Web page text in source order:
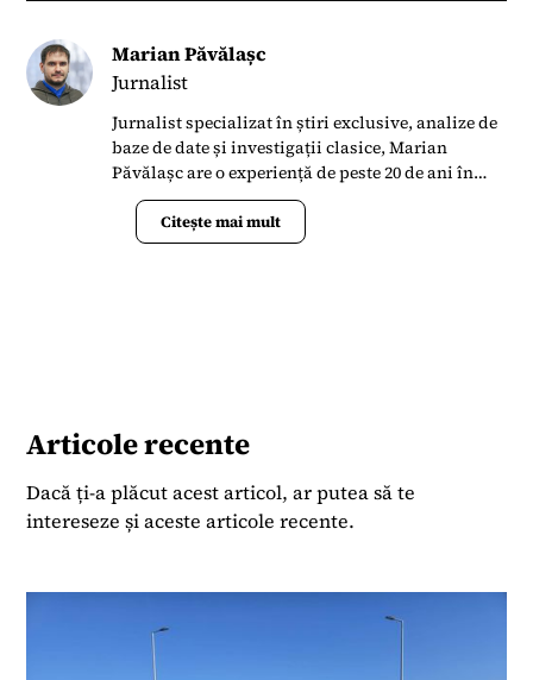
Marian Păvălașc
Jurnalist
Jurnalist specializat în știri exclusive, analize de
baze de date și investigații clasice, Marian
Păvălașc are o experiență de peste 20 de ani în
presa din România. S-a alăturat Termene.ro în
aprilie 2023 când s-a implicat în lansarea
Bussiness News ca un portal de știri la zi și
Citește mai mult
Articole recente
Dacă ți-a plăcut acest articol, ar putea să te
intereseze și aceste articole recente.